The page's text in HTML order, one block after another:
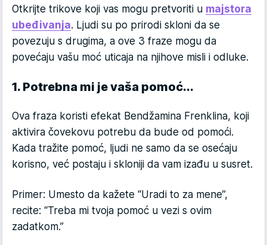
Otkrijte trikove koji vas mogu pretvoriti u majstora
ubeđivanja. Ljudi su po prirodi skloni da se
povezuju s drugima, a ove 3 fraze mogu da
povećaju vašu moć uticaja na njihove misli i odluke.
1. Potrebna mi je vaša pomoć...
Ova fraza koristi efekat Bendžamina Frenklina, koji
aktivira čovekovu potrebu da bude od pomoći.
Kada tražite pomoć, ljudi ne samo da se osećaju
korisno, već postaju i skloniji da vam izađu u susret.
Primer: Umesto da kažete “Uradi to za mene”,
recite: “Treba mi tvoja pomoć u vezi s ovim
zadatkom.”